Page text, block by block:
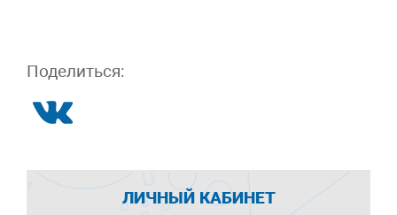
Поделиться:
ЛИЧНЫЙ КАБИНЕТ